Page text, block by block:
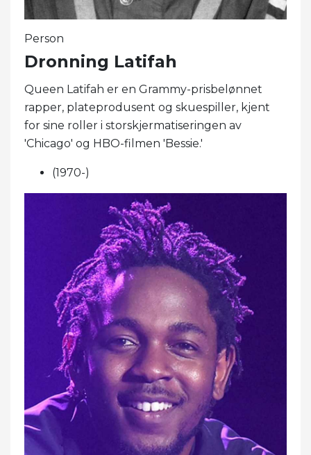
Person
Dronning Latifah
Queen Latifah er en Grammy-prisbelønnet
rapper, plateprodusent og skuespiller, kjent
for sine roller i storskjermatiseringen av
'Chicago' og HBO-filmen 'Bessie.'
(1970-)